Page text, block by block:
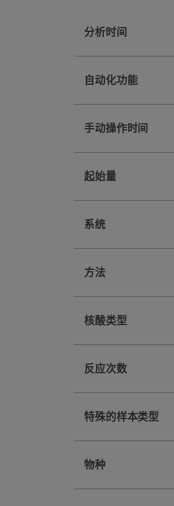
分析时间
自动化功能
手动操作时间
起始量
系统
方法
核酸类型
反应次数
特殊的样本类型
物种